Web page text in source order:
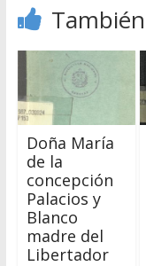
Doña María
de la
concepción
Palacios y
Blanco
madre del
Libertador